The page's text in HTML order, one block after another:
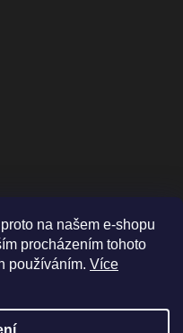
na našem e-shopu
procházením tohoto
používáním. Více